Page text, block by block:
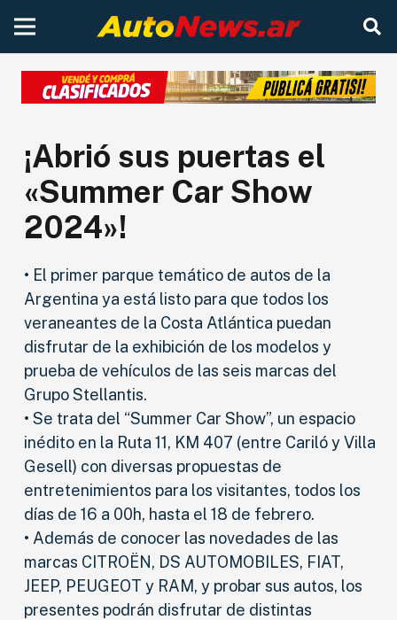
¡Abrió sus puertas el
«Summer Car Show
2024»!
• El primer parque temático de autos de la
Argentina ya está listo para que todos los
veraneantes de la Costa Atlántica puedan
disfrutar de la exhibición de los modelos y
prueba de vehículos de las seis marcas del
Grupo Stellantis.
• Se trata del “Summer Car Show”, un espacio
inédito en la Ruta 11, KM 407 (entre Cariló y Villa
Gesell) con diversas propuestas de
entretenimientos para los visitantes, todos los
días de 16 a 00h, hasta el 18 de febrero.
• Además de conocer las novedades de las
marcas CITROËN, DS AUTOMOBILES, FIAT,
JEEP, PEUGEOT y RAM, y probar sus autos, los
presentes podrán disfrutar de distintas